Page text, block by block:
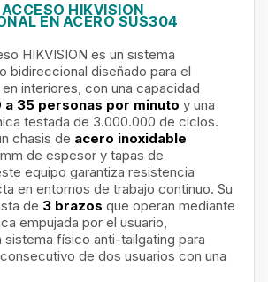
HIKVISION
EN ACERO SUS304
HIKVISION es un sistema
bidireccional diseñado para el
interiores, con una capacidad
a 35 personas por minuto y una
testada de 3.000.000 de ciclos.
chasis de acero inoxidable
de espesor y tapas de
equipo garantiza resistencia
en entornos de trabajo continuo. Su
de 3 brazos que operan mediante
empujada por el usuario,
sistema físico anti-tailgating para
de dos usuarios con una